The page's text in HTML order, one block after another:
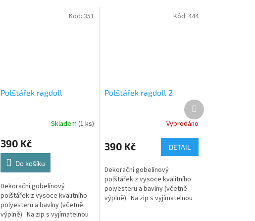
Polštářek ragdoll
Skladem(1 ks)
390 Kč
Do košíku
Dekorační gobelínový
polštářek z vysoce kvalitního
polyesteru a bavlny (včetně
výplně). Na zip s vyjímatelnou
Kód:351
Polštářek ragdoll 2
Vyprodáno
390 Kč DETAIL
Dekorační gobelínový
polštářek z vysoce kvalitního
polyesteru a bavlny (včetně
výplně). Na zip s vyjímatelnou
Kód: 444
Další
produkt